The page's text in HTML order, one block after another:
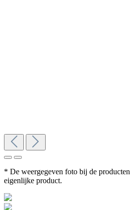
* De weergegeven foto bij de
eigenlijke product.